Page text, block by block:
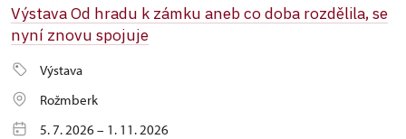
Výstava Od hradu k zámku aneb co doba rozdělila, se
nyní znovu spojuje
Výstava
Rožmberk
5. 7. 2026 – 1. 11. 2026